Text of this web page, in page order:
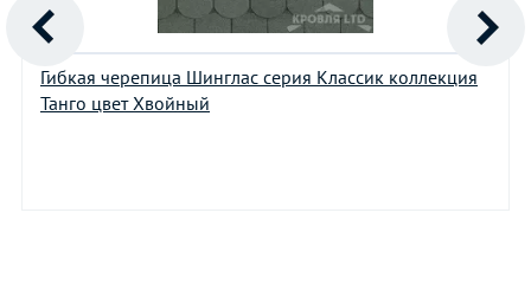
Гибкая черепица Шинглас серия Классик коллекция
Танго цвет Хвойный